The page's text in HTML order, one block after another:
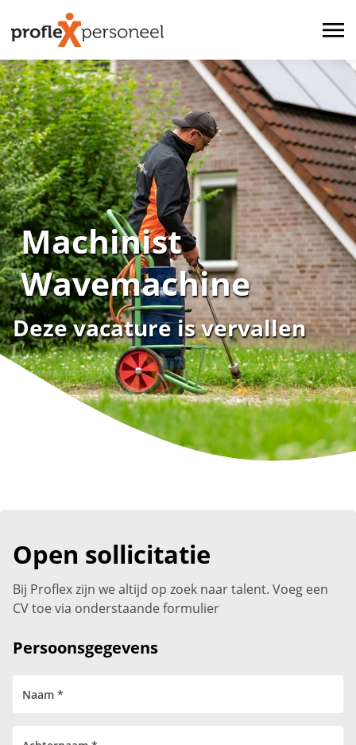
Machinist
Wavemachine
Deze vacature is vervallen
Open sollicitatie
Bij Proflex zijn we altijd op zoek naar talent. Voeg een
CV toe via onderstaande formulier
Persoonsgegevens